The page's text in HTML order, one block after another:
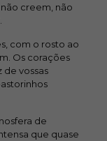
creem, não
com o rosto ao
Os corações
de vossas
de
que quase